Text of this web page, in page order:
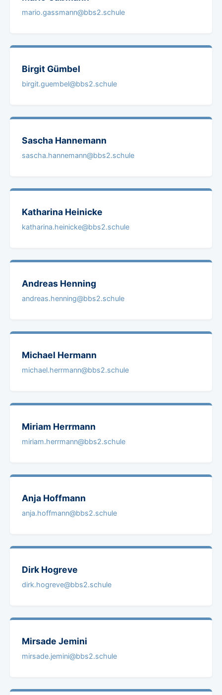
mario.gassmann@bbs2.schule
Birgit Gümbel
birgit.guembel@bbs2.schule
Sascha Hannemann
sascha.hannemann@bbs2.schule
Katharina Heinicke
katharina.heinicke@bbs2.schule
Andreas Henning
andreas.henning@bbs2.schule
Michael Hermann
michael.herrmann@bbs2.schule
Miriam Herrmann
miriam.herrmann@bbs2.schule
Anja Hoffmann
anja.hoffmann@bbs2.schule
Dirk Hogreve
dirk.hogreve@bbs2.schule
Mirsade Jemini
mirsade.jemini@bbs2.schule